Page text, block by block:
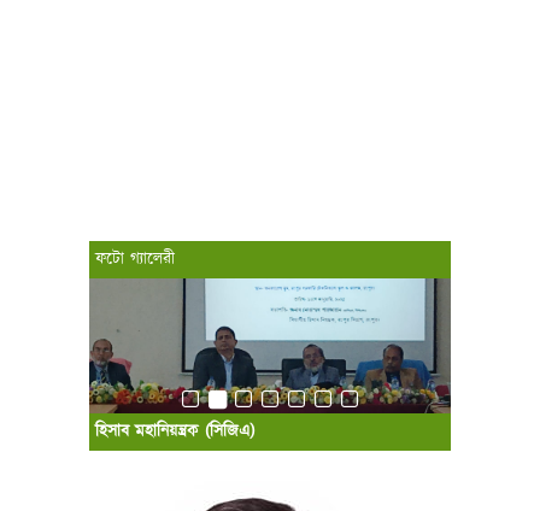
ফটো গ্যালেরী
হিসাব মহানিয়ন্ত্রক (সিজিএ)